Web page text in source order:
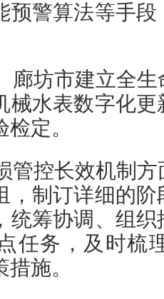
预警算法等手
廊坊市建立全
械水表数字化
定。
管控长效机制
，制订详细的
统筹协调、组
任务，及时梳
施。